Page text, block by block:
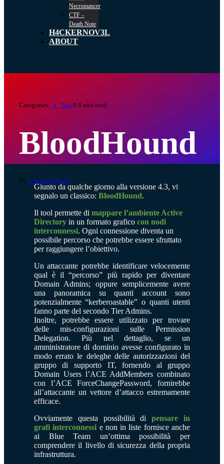
Necromancer
CTF –
Death Note
H4CKERNOV3L
ABOUT
Categories: ⚔️ Tool0.9 min read
BloodHound
By quester Rs4rela
Giunto da qualche giorno alla versione 4.3, vi
segnalo un classico: BloodHound.
Il tool permette di mappare l’ambiente Active
Directoryin un formato grafico con nodi
interconnessi. Ogni connessione diventa un
possibile percorso che potrebbe essere sfruttato
per raggiungere l’obiettivo.
Un attaccante potrebbe identificare velocemente
qual è il “percorso” più rapido per diventare
Domain Admins; oppure semplicemente avere
una panoramica su quanti account sono
potenzialmente “kerberoastable” o quanti utenti
fanno parte del secondo Tier Admins.
Inoltre, potrebbe essere utilizzato per trovare
delle mis-configurazioni sulle Permission
Delegation.Più nel dettaglio, seun
amministratore di dominio avesse configurato in
modo errato le deleghe delle autorizzazioni del
gruppo di supporto IT, fornendo al gruppo
Domain Users l’ACE AddMembers combinato
con l’ACE ForceChangePassword, fornirebbe
all’attaccante un vettore d’attacco estremamente
efficace.
Ovviamente questa possibilità dipensare in
grafiinterconnessi e non in liste fornisce anche
ai Blue Team un’ottima possibilità per
comprendere il livello di sicurezza della propria
infrastruttura.